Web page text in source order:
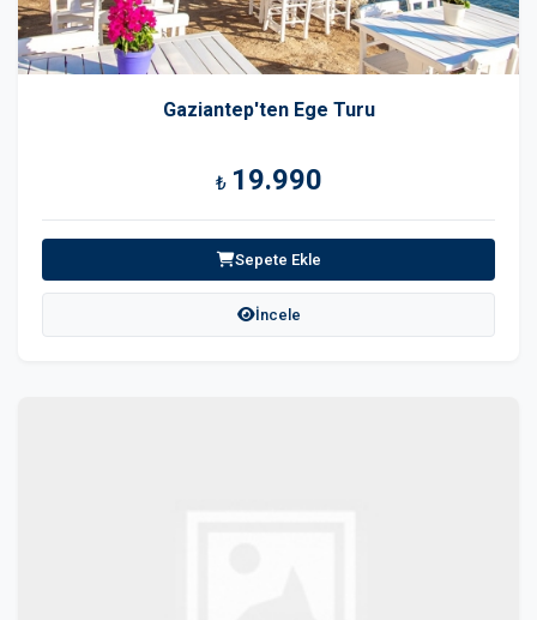
Gaziantep'ten Ege Turu
₺ 19.990
Sepete Ekle
İncele